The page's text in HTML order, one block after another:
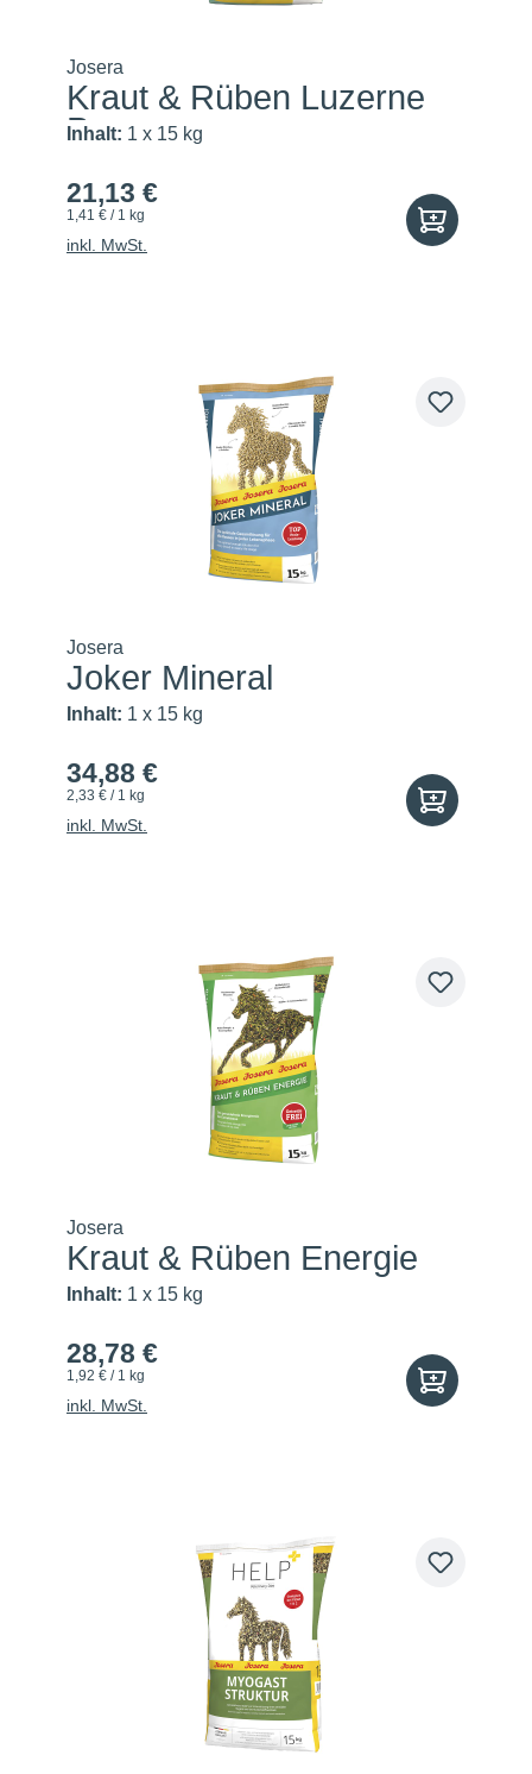
Josera
Kraut & Rüben Luzerne
Pur
Inhalt: 1 x 15 kg
21,13 €
1,41 € / 1 kg
inkl. MwSt.
Josera
Joker Mineral
Inhalt: 1 x 15 kg
34,88 €
2,33 € / 1 kg
inkl. MwSt.
Josera
Kraut & Rüben Energie
Inhalt: 1 x 15 kg
28,78 €
1,92 € / 1 kg
inkl. MwSt.